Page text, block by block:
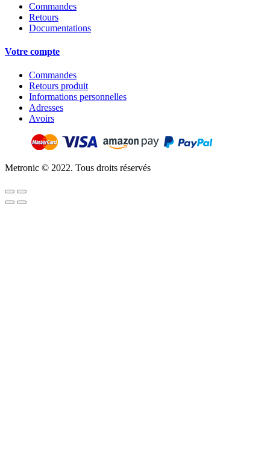
Commandes
Retours
Documentations
Votre compte
Commandes
Retours produit
Informations personnelles
Adresses
Avoirs
Metronic © 2022. Tous droits réservés